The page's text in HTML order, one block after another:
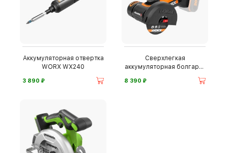
Аккумуляторная отвертка
WORX WX240
3 890 ⃏
Сверхлегкая
аккумуляторная болгарка
8 390 ⃏